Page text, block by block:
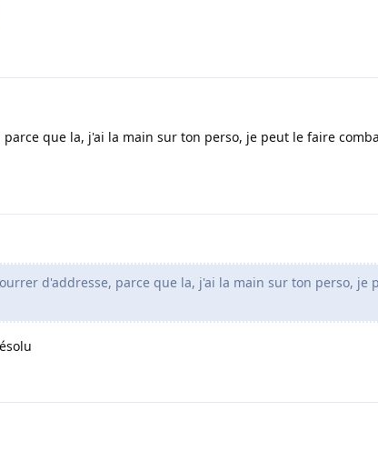
que la, j'ai la main sur ton perso, je peut le faire
d'addresse, parce que la, j'ai la main sur ton perso, je